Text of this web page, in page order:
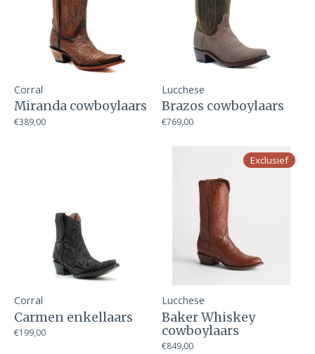
Corral
Miranda cowboylaars
€389,00
Lucchese
Brazos cowboylaars
€769,00
Corral
Carmen enkellaars
€199,00
Exclusief
Lucchese
Baker Whiskey
cowboylaars
€849,00